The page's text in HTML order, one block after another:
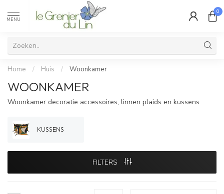
MENU
0
Home / Huis / Woonkamer
WOONKAMER
Woonkamer decoratie accessoires, linnen plaids en kussens
KUSSENS
FILTERS